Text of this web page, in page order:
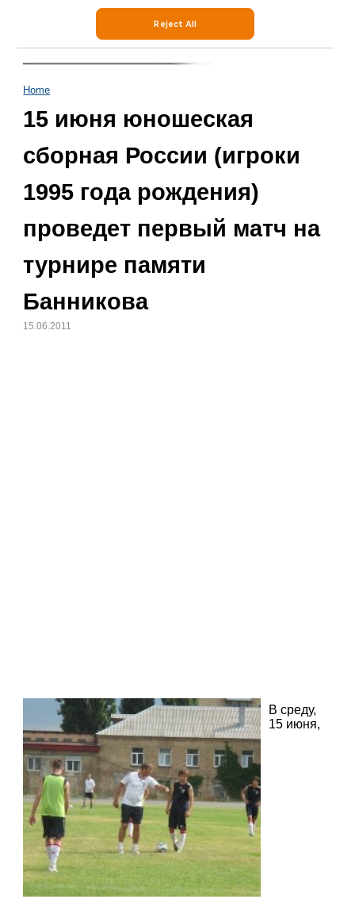
Home
15 июня юношеская
сборная России (игроки
1995 года рождения)
проведет первый матч на
турнире памяти
Банникова
15.06.2011
В среду,
15 июня,